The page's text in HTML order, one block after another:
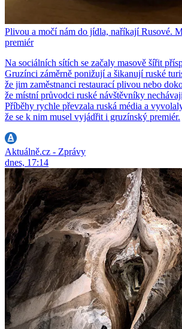
Plivou a močí nám do jídla, naříkají Rusové.
premiér
Na sociálních sítích se začaly masově šířit
Gruzínci záměrně ponižují a šikanují ruské
že jim zaměstnanci restaurací plivou nebo
že místní průvodci ruské návštěvníky
Příběhy rychle převzala ruská média a
že se k nim musel vyjádřit i gruzínský premiér.
Aktuálně.cz - Zprávy
dnes, 17:14